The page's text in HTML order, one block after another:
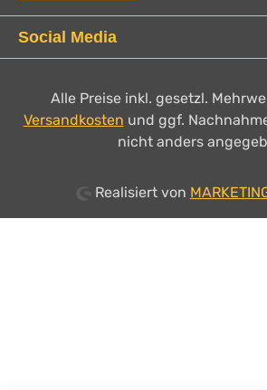
Social Media
Alle Preise inkl. gesetzl.
Versandkosten und ggf.
nicht anders
Realisiert von